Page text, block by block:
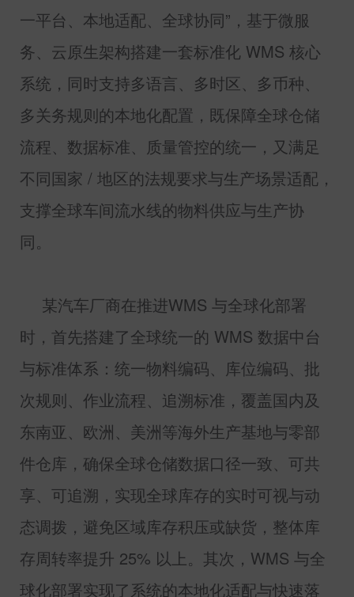
一平台、本地适配、全球协同”，基于微服
务、云原生架构搭建一套标准化 WMS 核心
系统，同时支持多语言、多时区、多币种、
多关务规则的本地化配置，既保障全球仓储
流程、数据标准、质量管控的统一，又满足
不同国家 / 地区的法规要求与生产场景适配，
支撑全球车间流水线的物料供应与生产协
同。
某汽车厂商在推进WMS 与全球化部署
时，首先搭建了全球统一的 WMS 数据中台
与标准体系：统一物料编码、库位编码、批
次规则、作业流程、追溯标准，覆盖国内及
东南亚、欧洲、美洲等海外生产基地与零部
件仓库，确保全球仓储数据口径一致、可共
享、可追溯，实现全球库存的实时可视与动
态调拨，避免区域库存积压或缺货，整体库
存周转率提升 25% 以上。其次， WMS 与全
球化部署实现了系统的本地化适配与快速落